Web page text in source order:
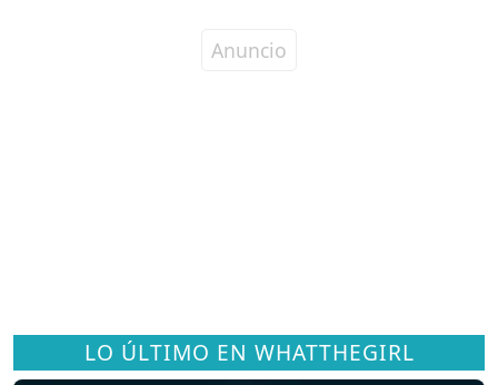
LO ÚLTIMO EN WHATTHEGIRL